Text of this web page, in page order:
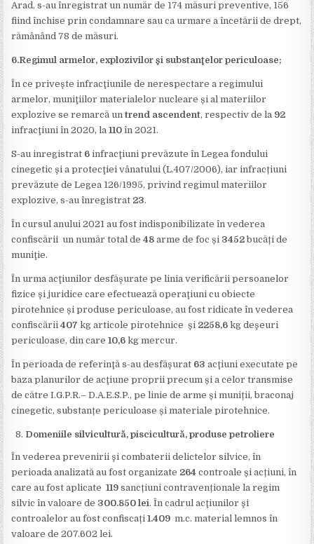
Arad, s-au înregistrat un număr de 174 măsuri preventive, 156
fiind închise prin condamnare sau ca urmare a încetării de drept,
rămânând 78 de măsuri.
6.Regimul armelor, explozivilor şi substanţelor periculoase;
În ce priveşte infracţiunile de nerespectare a regimului
armelor, muniţiilor materialelor nucleare și al materiilor
explozive se remarcă untrend ascendent, respectiv de la 92
infracţiuni în 2020, la110 în 2021.
S-au inregistrat 6infracţiuni prevăzute în Legea fondului
cinegetic şi a protecţiei vânatului (L.407/2006), iar infracțiuni
prevăzute de Legea 126/1995, privind regimul materiilor
explozive, s-au înregistrat 23.
În cursul anului 2021 au fost indisponibilizate în vederea
confiscării un număr total de48 arme de foc și 3452bucăți de
muniţie.
În urma acţiunilor desfăşurate pe linia verificării persoanelor
fizice şi juridice care efectuează operaţiuni cu obiecte
pirotehnice și produse periculoase, au fost ridicate în vederea
confiscării407 kg articole pirotehnice și 2258,6 kg deşeuri
periculoase, din care10,6 kg mercur.
În perioada de referinţă s-au desfăşurat 63 acţiuni executate pe
baza planurilor de acţiune proprii precum și a celor transmise
de către I.G.P.R.– D.A.E.S.P., pe linie de arme și muniții, braconaj
cinegetic, substanțe periculoase și materiale pirotehnice.
Domeniile silvicultură, piscicultură, produse petroliere
În vederea prevenirii şi combaterii delictelor silvice, în
perioada analizată au fost organizate 264 controale și acțiuni, în
care au fost aplicate119 sancțiuni contravenționale la regim
silvic în valoare de 300.850 lei. În cadrul acţiunilor şi
controalelor au fost confiscați1.409 m.c. material lemnos în
valoare de 207.602 lei.